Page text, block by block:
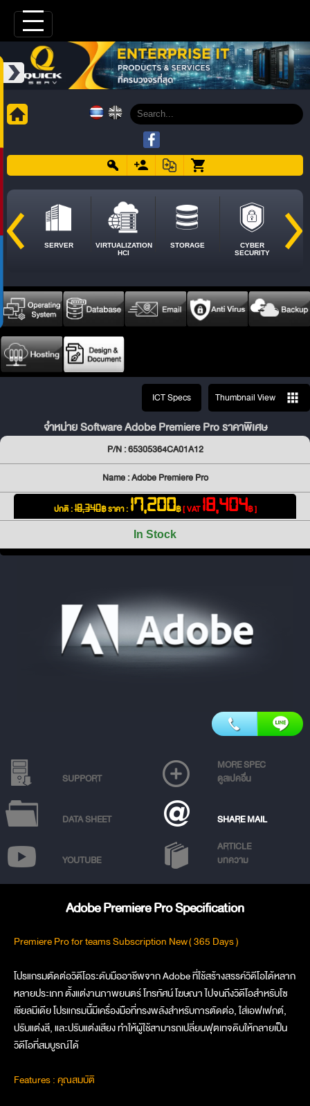
SERVER
VIRTUALIZATION
HCI
STORAGE
CYBER
SECURITY
ICT Specs Thumbnail View
จำหน่าย Software Adobe Premiere Pro ราคาพิเศษ
P/N : 65305364CA01A12
Name : Adobe Premiere Pro
ปกติ :18,340฿ราคา : 17,200฿[ VAT18,404฿ ]
In Stock
SUPPORT
MORE SPEC
ดูสเปคอื่น
DATA SHEET SHARE MAIL
YOUTUBE
ARTICLE
บทความ
Adobe Premiere Pro Specification
Premiere Pro for teams Subscription New( 365 Days )
โปรแกรมตัดต่อวิดีโอระดับมืออาชีพจาก Adobe ที่ใช้สร้างสรรค์วิดีโอได้หลาก
หลายประเภท ตั้งแต่งานภาพยนตร์ โทรทัศน์ โฆษณา ไปจนถึงวิดีโอสำหรับโซ
เชียลมีเดีย โปรแกรมนี้มีเครื่องมือที่ทรงพลังสำหรับการตัดต่อ, ใส่เอฟเฟกต์,
ปรับแต่งสี, และปรับแต่งเสียง ทำให้ผู้ใช้สามารถเปลี่ยนฟุตเทจดิบให้กลายเป็น
วิดีโอที่สมบูรณ์ได้
Features : คุณสมบัติ